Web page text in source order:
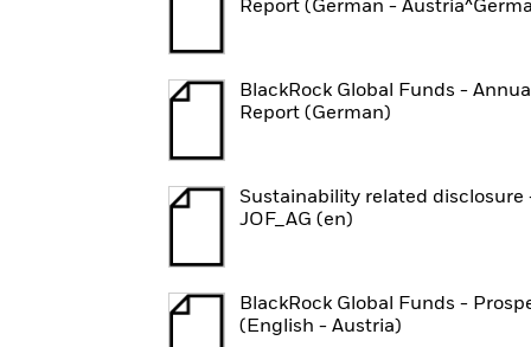
Report (German -
BlackRock Global Funds -
Report (German)
Sustainability related disclosure
JOF_AG (en)
BlackRock Global Funds -
(English - Austria)